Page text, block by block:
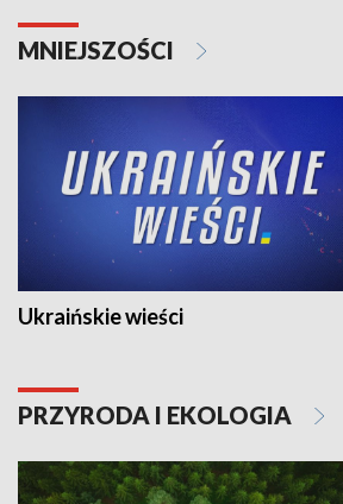
MNIEJSZOŚCI
Ukraińskie wieści
PRZYRODA I EKOLOGIA